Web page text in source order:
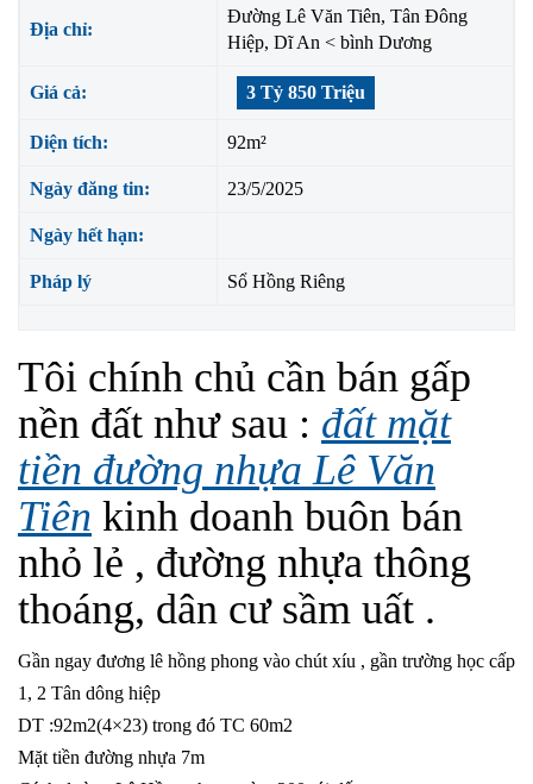
Địa chỉ:
Đường Lê Văn Tiên, Tân Đông
Hiệp, Dĩ An < bình Dương
Giá cả: 3 Tỷ 850 Triệu
Diện tích: 92m²
Ngày đăng tin: 23/5/2025
Ngày hết hạn:
Pháp lý Sổ Hồng Riêng
Tôi chính chủ cần bán gấp
nền đất như sau : đất mặt
tiền đường nhựa Lê Văn
Tiên kinh doanh buôn bán
nhỏ lẻ , đường nhựa thông
thoáng, dân cư sầm uất .
Gần ngay đương lê hồng phong vào chút xíu , gần trường học cấp
1, 2 Tân dông hiệp
DT :92m2(4×23) trong đó TC 60m2
Mặt tiền đường nhựa 7m